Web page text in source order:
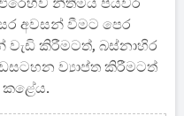
නීතිමය පියවර
අවසන් වීමට පෙර
කිරීමටත්, බස්නාහිර
ව්‍යාප්ත කිරීමටත්
කළේය.